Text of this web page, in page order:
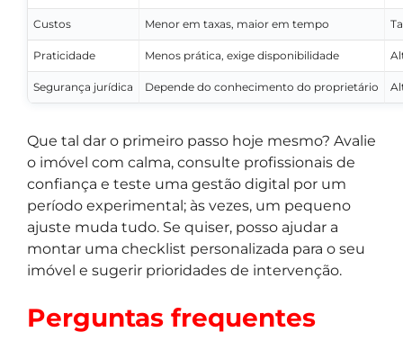
Custos Menor em taxas, maior em tempo
Praticidade Menos prática, exige disponibilidade
Segurança jurídica Depende do conhecimento do proprietário
Que tal dar o primeiro passo hoje mesmo? Avalie
o imóvel com calma, consulte profissionais de
confiança e teste uma gestão digital por um
período experimental; às vezes, um pequeno
ajuste muda tudo. Se quiser, posso ajudar a
montar uma checklist personalizada para o seu
imóvel e sugerir prioridades de intervenção.
Perguntas frequentes